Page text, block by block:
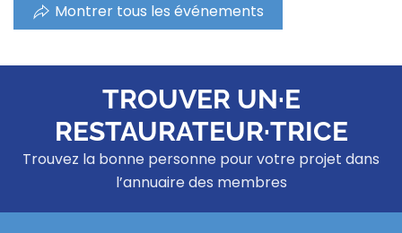
Montrer tous les événements
TROUVER UN·E
RESTAURATEUR·TRICE
Trouvez la bonne personne pour votre projet dans
l’annuaire des membres